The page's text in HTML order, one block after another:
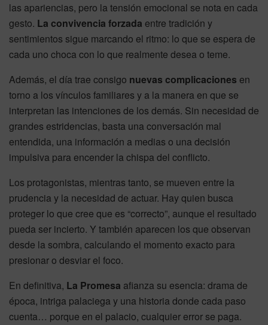
las apariencias, pero la tensión emocional se nota en cada
gesto. La convivencia forzada entre tradición y
sentimientos sigue marcando el ritmo: lo que se espera de
cada uno choca con lo que realmente desea o teme.
Además, el día trae consigo nuevas complicaciones en
torno a los vínculos familiares y a la manera en que se
interpretan las intenciones de los demás. Sin necesidad de
grandes estridencias, basta una conversación mal
entendida, una información a medias o una decisión
impulsiva para encender la chispa del conflicto.
Los protagonistas, mientras tanto, se mueven entre la
prudencia y la necesidad de actuar. Hay quien busca
proteger lo que cree que es “correcto”, aunque el resultado
pueda ser incierto. Y también aparecen los que observan
desde la sombra, calculando el momento exacto para
presionar o desviar el foco.
En definitiva, La Promesa afianza su esencia: drama de
época, intriga palaciega y una historia donde cada paso
cuenta… porque en el palacio, cualquier error se paga.